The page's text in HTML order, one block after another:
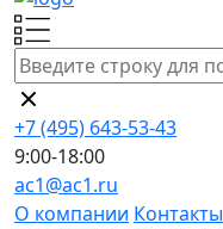
+7 (495) 643-53-43
9:00-18:00
ac1@ac1.ru
О компании Контакты